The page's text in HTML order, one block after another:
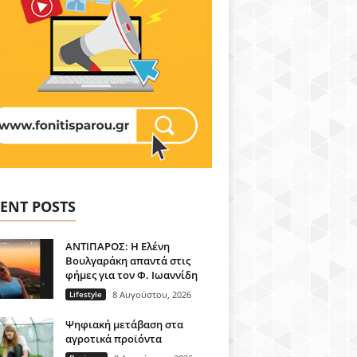
POSTS
ΑΝΤΙΠΑΡΟΣ: Η Ελένη
Βουλγαράκη απαντά στις
φήμες για τον Φ. Ιωαννίδη
Lifestyle 8 Αυγούστου, 2026
Ψηφιακή μετάβαση στα
αγροτικά προϊόντα